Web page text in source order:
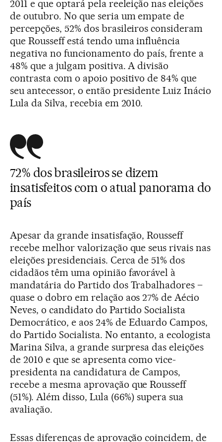
2011 e que optará pela reeleição nas eleições
de outubro. No que seria um empate de
percepções, 52% dos brasileiros consideram
que Rousseff está tendo uma influência
negativa no funcionamento do país, frente a
48% que a julgam positiva. A divisão
contrasta com o apoio positivo de 84% que
seu antecessor, o então presidente Luiz Inácio
Lula da Silva, recebia em 2010.
72% dos brasileiros se dizem
insatisfeitos com o atual panorama do
país
Apesar da grande insatisfação, Rousseff
recebe melhor valorização que seus rivais nas
eleições presidenciais. Cerca de 51% dos
cidadãos têm uma opinião favorável à
mandatária do Partido dos Trabalhadores –
quase o dobro em relação aos 27% de Aécio
Neves, o candidato do Partido Socialista
Democrático, e aos 24% de Eduardo Campos,
do Partido Socialista. No entanto, a ecologista
Marina Silva, a grande surpresa das eleições
de 2010 e que se apresenta como vice-
presidenta na candidatura de Campos,
recebe a mesma aprovação que Rousseff
(51%). Além disso, Lula (66%) supera sua
avaliação.
Essas diferenças de aprovação coincidem, de